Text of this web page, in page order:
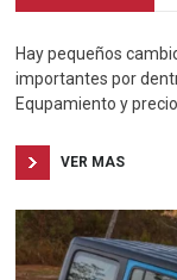
Hay pequeños
importantes por
Equpamiento y precio.
VER MAS